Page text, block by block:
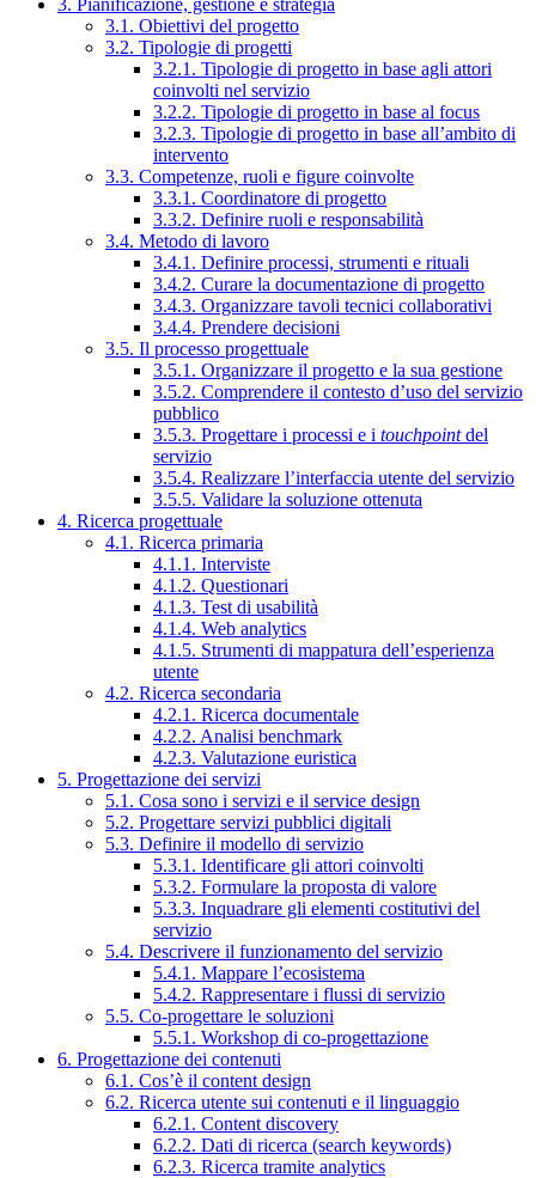
3. Pianificazione, gestione e strategia
3.1. Obiettivi del progetto
3.2. Tipologie di progetti
3.2.1. Tipologie di progetto in base agli attori
coinvolti nel servizio
3.2.2. Tipologie di progetto in base al focus
3.2.3. Tipologie di progetto in base all’ambito di
intervento
3.3. Competenze, ruoli e figure coinvolte
3.3.1. Coordinatore di progetto
3.3.2. Definire ruoli e responsabilità
3.4. Metodo di lavoro
3.4.1. Definire processi, strumenti e rituali
3.4.2. Curare la documentazione di progetto
3.4.3. Organizzare tavoli tecnici collaborativi
3.4.4. Prendere decisioni
3.5. Il processo progettuale
3.5.1. Organizzare il progetto e la sua gestione
3.5.2. Comprendere il contesto d’uso del servizio
pubblico
3.5.3. Progettare i processi e i touchpointdel
servizio
3.5.4. Realizzare l’interfaccia utente del servizio
3.5.5. Validare la soluzione ottenuta
4. Ricerca progettuale
4.1. Ricerca primaria
4.1.1. Interviste
4.1.2. Questionari
4.1.3. Test di usabilità
4.1.4. Web analytics
4.1.5. Strumenti di mappatura dell’esperienza
utente
4.2. Ricerca secondaria
4.2.1. Ricerca documentale
4.2.2. Analisi benchmark
4.2.3. Valutazione euristica
5. Progettazione dei servizi
5.1. Cosa sono i servizi e il service design
5.2. Progettare servizi pubblici digitali
5.3. Definire il modello di servizio
5.3.1. Identificare gli attori coinvolti
5.3.2. Formulare la proposta di valore
5.3.3. Inquadrare gli elementi costitutivi del
servizio
5.4. Descrivere il funzionamento del servizio
5.4.1. Mappare l’ecosistema
5.4.2. Rappresentare i flussi di servizio
5.5. Co-progettare le soluzioni
5.5.1. Workshop di co-progettazione
6. Progettazione dei contenuti
6.1. Cos’è il content design
6.2. Ricerca utente sui contenuti e il linguaggio
6.2.1. Content discovery
6.2.2. Dati di ricerca (search keywords)
6.2.3. Ricerca tramite analytics